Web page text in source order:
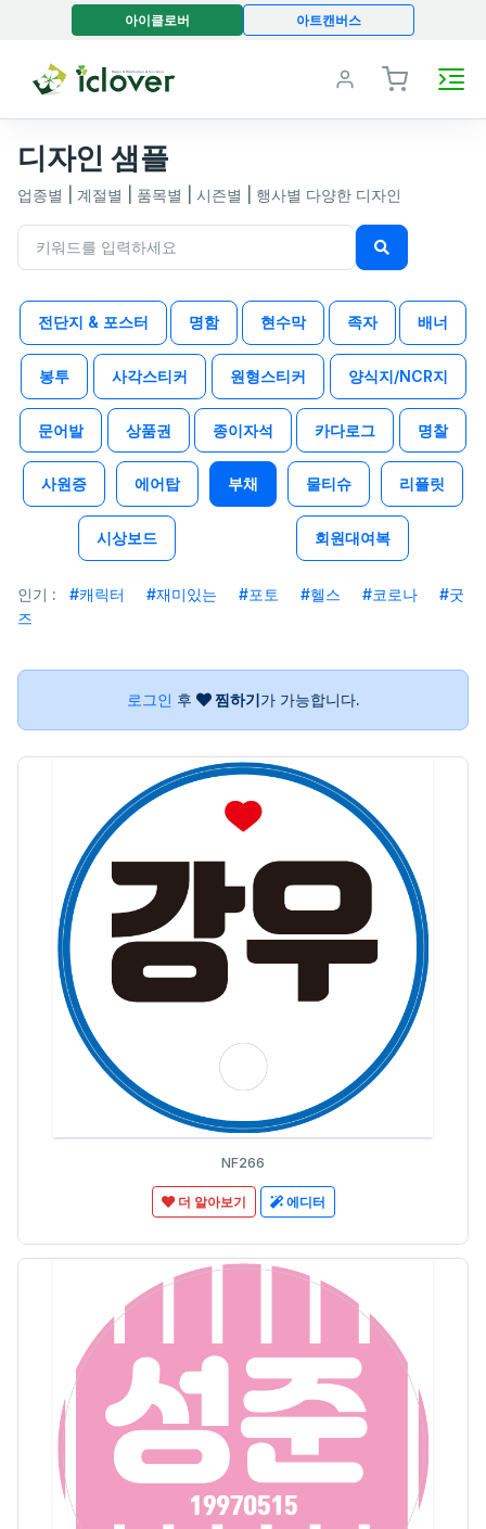
아이클로버 아트캔버스
디자인 샘플
업종별 | 계절별 | 품목별 | 시즌별 | 행사별 다양한 디자인
드
입
하
요
전단지 & 포스터 명함 현수막 족자 배너
봉투 사각스티커 원형스티커 양식지/NCR지
문어발 상품권 종이자석 카다로그 명찰
사원증 에어탑 부채 물티슈 리플릿
시상보드 회원대여복
인기 : #캐릭터 #재미있는 #포토 #헬스 #코로나
#굿
즈
로그인 후 찜하기가 가능합니다.
NF266
더 알아보기 에디터